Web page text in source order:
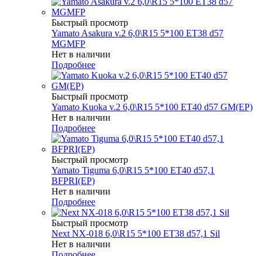
Быстрый просмотр
Yamato Asakura v.2 6,0\R15 5*100 ET38 d57
MGMFP
Нет в наличии
Подробнее
Быстрый просмотр
Yamato Kuoka v.2 6,0\R15 5*100 ET40 d57 GM(EP)
Нет в наличии
Подробнее
Быстрый просмотр
Yamato Tiguma 6,0\R15 5*100 ET40 d57,1
BFPRI(EP)
Нет в наличии
Подробнее
Быстрый просмотр
Next NX-018 6,0\R15 5*100 ET38 d57,1 Sil
Нет в наличии